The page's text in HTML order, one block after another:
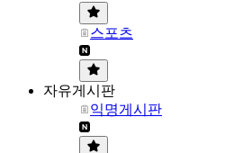
스포츠
자유게시판
익명게시판